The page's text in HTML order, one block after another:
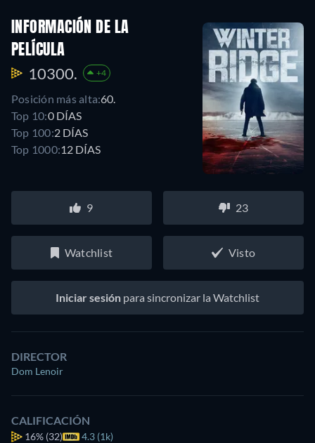
INFORMACIÓN DE LA
PELÍCULA
10300. +4
Posición más alta:60.
Top 10:0 DÍAS
Top 100:2 DÍAS
Top 1000:12 DÍAS
9 23
Watchlist Visto
Iniciar sesión para sincronizar la Watchlist
DIRECTOR
Dom Lenoir
CALIFICACIÓN
16% (32) 4.3 (1k)